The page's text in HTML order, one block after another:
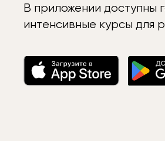
В приложении доступны
интенсивные курсы для